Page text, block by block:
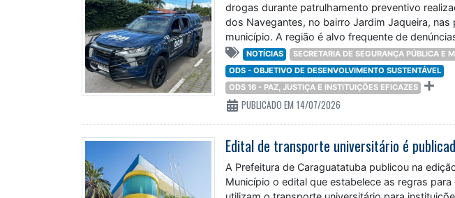
drogas durante patrulhamento preventivo
dos Navegantes, no bairro Jardim Jaqueira,
município. A região é alvo frequente de
NOTÍCIAS
SECRETARIA DE SEGURANÇA PÚBLICA E
ODS - OBJETIVO DE DESENVOLVIMENTO SUSTENTÁVEL
ODS 16 - PAZ, JUSTIÇA E INSTITUIÇÕES EFICAZES
PUBLICADO EM 14/07/2026
A Prefeitura de Caraguatatuba publicou na
Município o edital que estabelece as regras